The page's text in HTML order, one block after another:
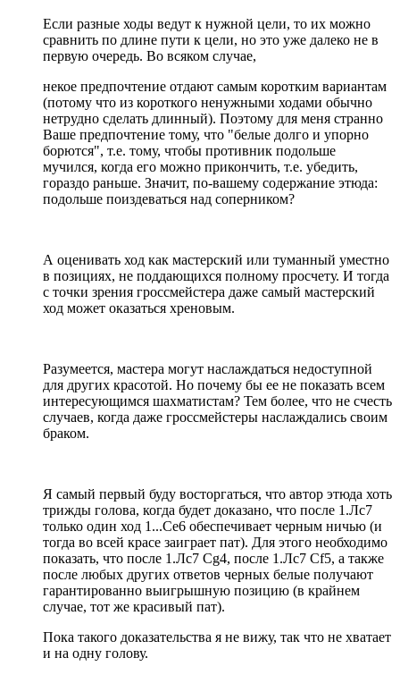
Если разные ходы ведут к нужной цели, то их можно
сравнить по длине пути к цели, но это уже далеко не в
первую очередь. Во всяком случае,
некое предпочтение отдают самым коротким вариантам
(потому что из короткого ненужными ходами обычно
нетрудно сделать длинный). Поэтому для меня странно
Ваше предпочтение тому, что "белые долго и упорно
борются", т.е. тому, чтобы противник подольше
мучился, когда его можно прикончить, т.е. убедить,
гораздо раньше. Значит, по-вашему содержание этюда:
подольше поиздеваться над соперником?
А оценивать ход как мастерский или туманный уместно
в позициях, не поддающихся полному просчету. И тогда
с точки зрения гроссмейстера даже самый мастерский
ход может оказаться хреновым.
Разумеется, мастера могут наслаждаться недоступной
для других красотой. Но почему бы ее не показать всем
интересующимся шахматистам? Тем более, что не счесть
случаев, когда даже гроссмейстеры наслаждались своим
браком.
Я самый первый буду восторгаться, что автор этюда хоть
трижды голова, когда будет доказано, что после 1.Лc7
только один ход 1...Сe6 обеспечивает черным ничью (и
тогда во всей красе заиграет пат). Для этого необходимо
показать, что после 1.Лc7 Сg4, после 1.Лc7 Сf5, а также
после любых других ответов черных белые получают
гарантированно выигрышную позицию (в крайнем
случае, тот же красивый пат).
Пока такого доказательства я не вижу, так что не хватает
и на одну голову.